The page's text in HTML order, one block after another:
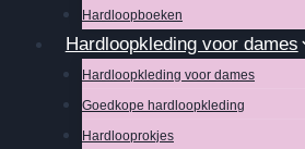
Hardloopboeken
Hardloopkleding voor dames
Hardloopkleding voor dames
Goedkope hardloopkleding
Hardlooprokjes